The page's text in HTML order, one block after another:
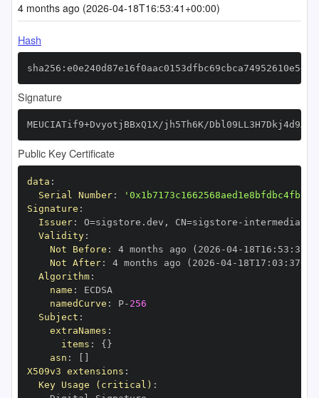
4 months ago (2026-04-18T16:53:41+00:00)
Hash
Signature
MEUCIATif9+DvyotjBBxQ1X/jh5Th6K/
Public Key Certificate
data :
Serial Number:
Signature :
Issuer: O=sigstore.dev , CN=sigstore -
Validity:
Not Before : 4 months ago (2026 -04- 18T16 : 53 :
Not After: 4 months ago (2026 -04- 18T17 : 03 : 37+00
Algorithm:
name :
namedCurve : P- 256
Subject :
extraNames :
items : { }
asn :
X509v3 extensions :
Key Usage (critical) :